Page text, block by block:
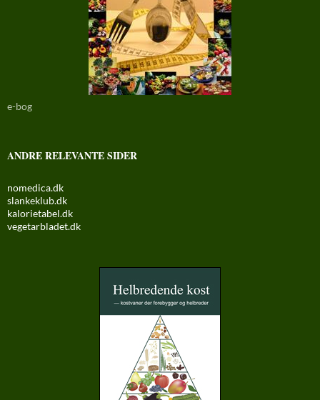
e-bog
ANDRE RELEVANTE SIDER
nomedica.dk
slankeklub.dk
kalorietabel.dk
vegetarbladet.dk